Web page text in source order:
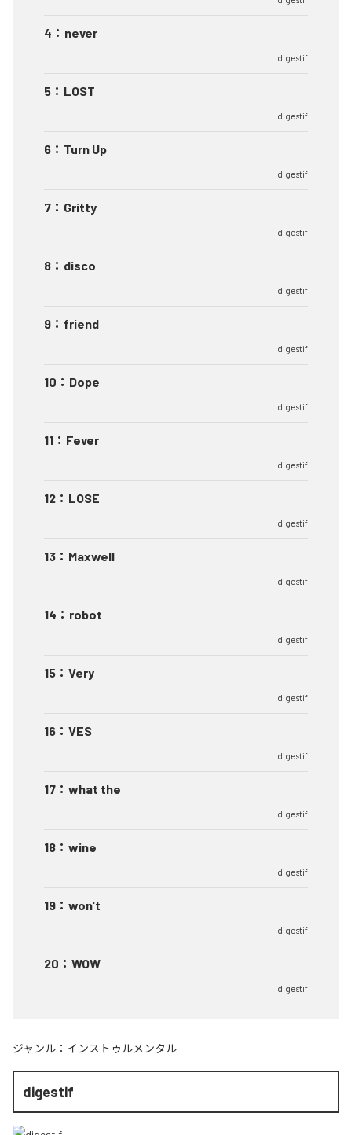
4 ： never
digestif
5 ： LOST
digestif
6 ： Turn Up
digestif
7 ： Gritty
digestif
8 ： disco
digestif
9 ： friend
digestif
10 ： Dope
digestif
11 ： Fever
digestif
12 ： LOSE
digestif
13 ： Maxwell
digestif
14 ： robot
digestif
15 ： Very
digestif
16 ： VES
digestif
17 ： what the
digestif
18 ： wine
digestif
19 ： won't
digestif
20 ： WOW
digestif
ジャンル： インストゥルメンタル
digestif